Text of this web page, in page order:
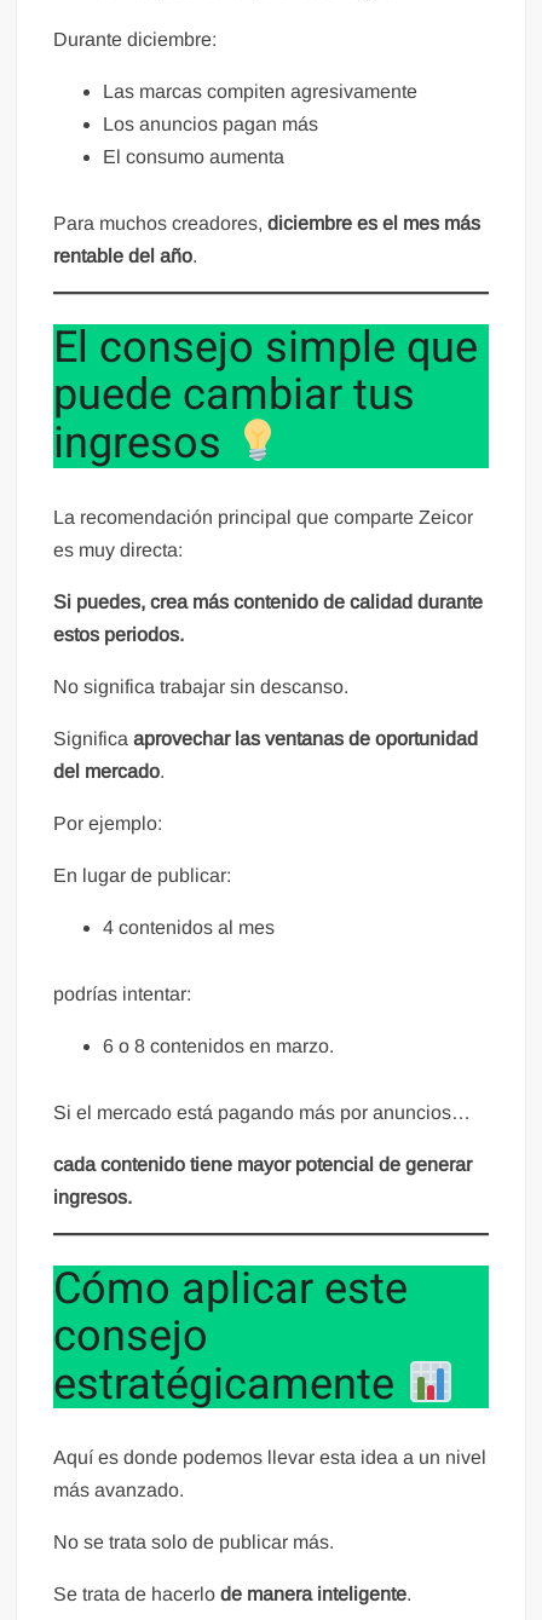
Durante diciembre:
Las marcas compiten agresivamente
Los anuncios pagan más
El consumo aumenta
Para muchos creadores,diciembre es el mes más
rentable del año.
El consejo simple que
puede cambiar tus
ingresos
La recomendación principal que comparte Zeicor
es muy directa:
Si puedes, crea más contenido de calidad durante
estos periodos.
No significa trabajar sin descanso.
Significaaprovechar las ventanas de oportunidad
del mercado.
Por ejemplo:
En lugar de publicar:
4 contenidos al mes
podrías intentar:
6 o 8 contenidos en marzo.
Si el mercado está pagando más por anuncios…
cada contenido tiene mayor potencial de generar
ingresos.
Cómo aplicar este
consejo
estratégicamente
Aquí es donde podemos llevar esta idea a un nivel
más avanzado.
No se trata solo de publicar más.
Se trata de hacerlode manera inteligente.